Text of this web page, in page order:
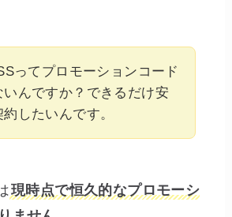
ってプロモーションコード
いんですか？できるだけ安
約したいんです。
現時点で恒久的なプロモーシ